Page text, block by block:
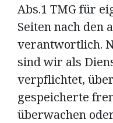
Abs.1 TMG für
Seiten nach den
verantwortlich.
sind wir als
verpflichtet,
gespeicherte
überwachen